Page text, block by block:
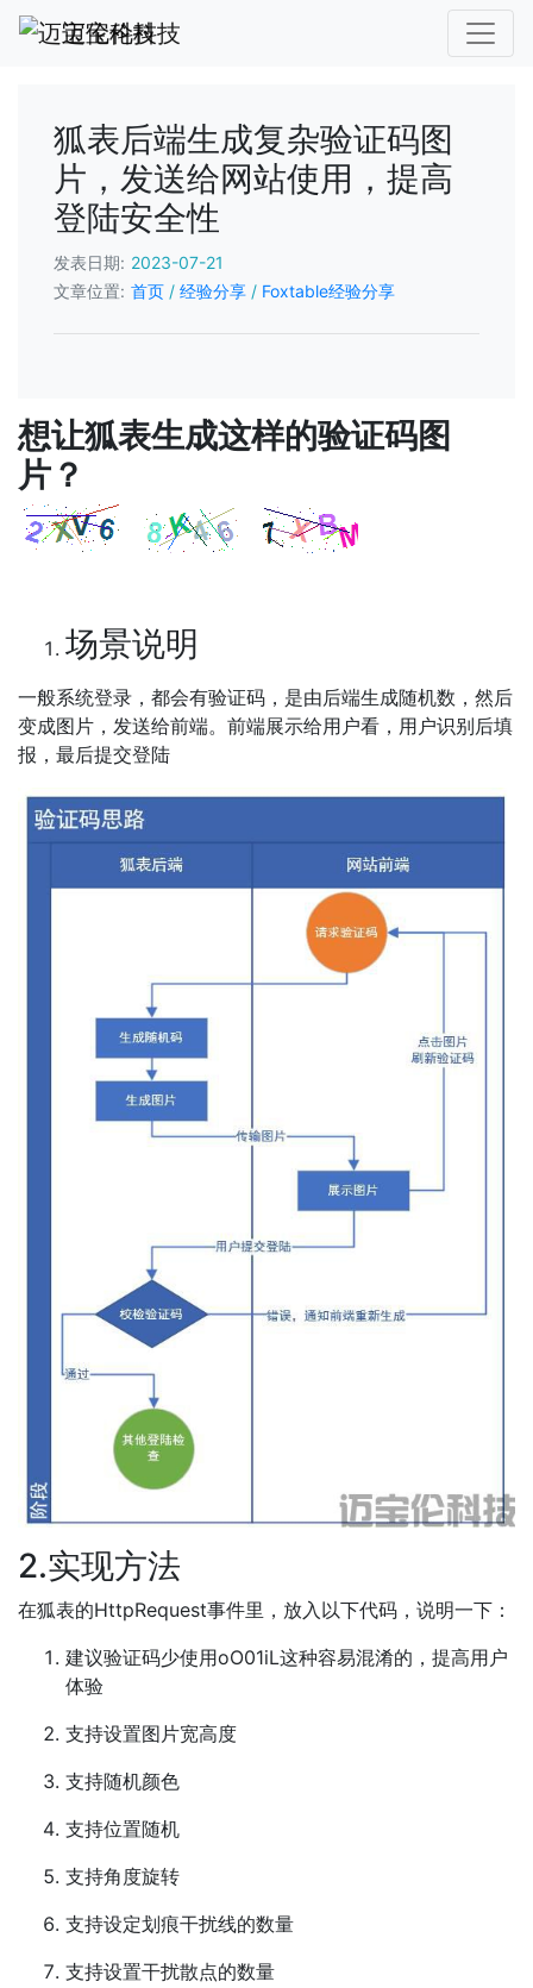
迈宝伦科技
狐表后端生成复杂验证码图
片，发送给网站使用，提高
登陆安全性
发表日期: 2023-07-21
文章位置: 首页 / 经验分享 / Foxtable经验分享
想让狐表生成这样的验证码图
片？
场景说明
一般系统登录，都会有验证码，是由后端生成随机数，然后
变成图片，发送给前端。前端展示给用户看，用户识别后填
报，最后提交登陆
2.实现方法
在狐表的HttpRequest事件里，放入以下代码，说明一下：
建议验证码少使用oO01iL这种容易混淆的，提高用户
体验
支持设置图片宽高度
支持随机颜色
支持位置随机
支持角度旋转
支持设定划痕干扰线的数量
支持设置干扰散点的数量